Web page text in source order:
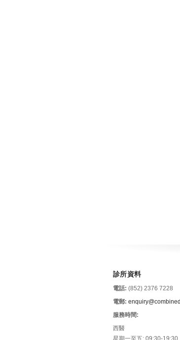
診所資料
電話: (852) 2376 7228
電郵:
服務時間:
西醫
星期一至五: 09:30-